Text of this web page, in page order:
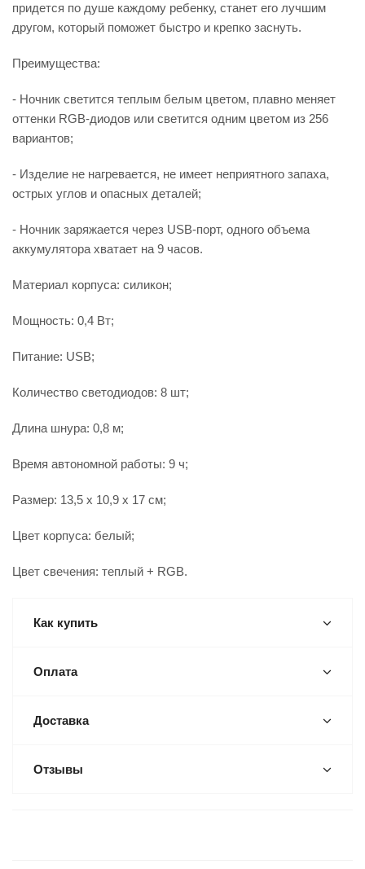
придется по душе каждому ребенку, станет его лучшим
другом, который поможет быстро и крепко заснуть.
Преимущества:
- Ночник светится теплым белым цветом, плавно меняет
оттенки RGB-диодов или светится одним цветом из 256
вариантов;
- Изделие не нагревается, не имеет неприятного запаха,
острых углов и опасных деталей;
- Ночник заряжается через USB-порт, одного объема
аккумулятора хватает на 9 часов.
Материал корпуса: силикон;
Мощность: 0,4 Вт;
Питание: USB;
Количество светодиодов: 8 шт;
Длина шнура: 0,8 м;
Время автономной работы: 9 ч;
Размер: 13,5 x 10,9 x 17 см;
Цвет корпуса: белый;
Цвет свечения: теплый + RGB.
Как купить
Оплата
Доставка
Отзывы